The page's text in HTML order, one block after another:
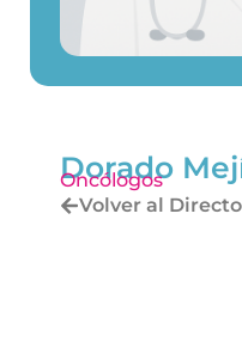
Dorado
Oncólogos
Volver al